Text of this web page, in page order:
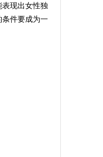
现出女性独
条件要成为一